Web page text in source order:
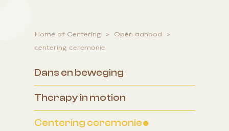
Home of Centering > Open aanbod
>
centering ceremonie
Dans en beweging
Therapy in motion
Centering ceremonie